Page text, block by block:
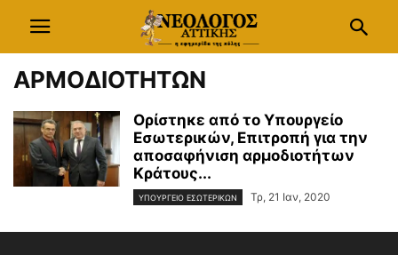
ΑΡΜΟΔΙΟΤΗΤΩΝ
Ορίστηκε από το Υπουργείο
Εσωτερικών, Επιτροπή για την
αποσαφήνιση αρμοδιοτήτων
Κράτους...
ΥΠΟΥΡΓΕΙΟ ΕΣΩΤΕΡΙΚΩΝ Τρ, 21 Ιαν, 2020